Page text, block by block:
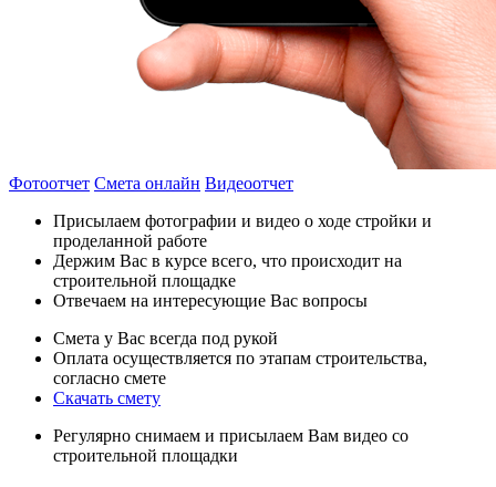
Фотоотчет Смета онлайн Видеоотчет
Присылаем фотографии и видео о ходе стройки и
проделанной работе
Держим Вас в курсе всего, что происходит на
строительной площадке
Отвечаем на интересующие Вас вопросы
Смета у Вас всегда под рукой
Оплата осуществляется по этапам строительства,
согласно смете
Скачать смету
Регулярно снимаем и присылаем Вам видео со
строительной площадки